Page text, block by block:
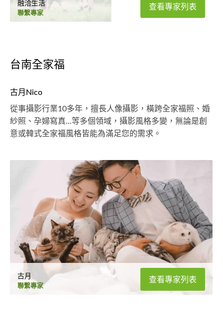
融洽生活
聯繫專家
查看專家列表
台南全家福
古月Nico
從事攝影行業10多年，擅長人像攝影，橫跨全家福照、婚
紗照、孕婦寫真...等多個領域，攝影風格多變，無論是創
意或韓式全家福風格皆能為滿足您的需求。
古月
聯繫專家
查看專家列表